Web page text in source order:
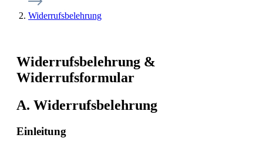
Widerrufsbelehrung
Widerrufsbelehrung &
Widerrufsformular
A. Widerrufsbelehrung
Einleitung